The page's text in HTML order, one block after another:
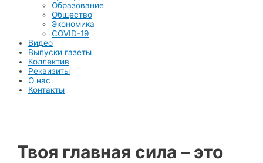
Образование
Общество
Экономика
COVID-19
Видео
Выпуски газеты
Коллектив
Реквизиты
О нас
Контакты
Твоя главная сила – это